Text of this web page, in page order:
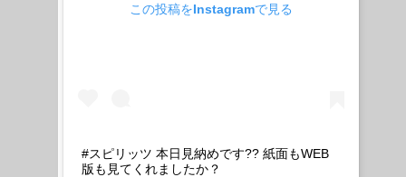
この投稿をInstagramで見る
#スピリッツ 本日見納めです?? 紙面もWEB
版も見てくれましたか？